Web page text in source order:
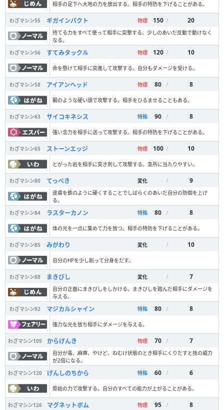
相手の足下へ大地の力を放出する。相手の特防を下げることがある。
わざマシン55 ギガインパクト 物理 150 / 20
持てる力をすべて使って相手に突撃する。少しのあいだ反動で動けなく
なる。
わざマシン56 すてみタックル 物理 120 / 10
命を懸けて相手に突進して攻撃する。自分もダメージを受ける。
わざマシン58 アイアンヘッド 物理 80 / 8
鋼のような硬い頭で攻撃する。相手をひるませることもある。
わざマシン63 サイコキネシス 特殊 90 / 8
強い念力を相手に送って攻撃する。相手の特防を下げることがある。
わざマシン65 ストーンエッジ 物理 100 / 10
とがった岩を相手に突き刺して攻撃する。急所に当たりやすい。
わざマシン80 てっぺき 変化 / 9
皮膚を鉄のように硬くすることでしばらくのあいだ自分の防御を上げ
る。
わざマシン84 ラスターカノン 特殊 80 / 8
体の光を一点に集めて力を放つ。相手の特防を下げることがある。
わざマシン85 みがわり 変化 / 10
自分のHPを少し削って分身をだす。
わざマシン88 まきびし 変化 / 7
自分の正面にまきびしをしかける。まきびしを踏んだ相手にダメージを
与える。
わざマシン92 マジカルシャイン 特殊 80 / 8
強力な光を放ち相手にダメージを与える。
わざマシン109 からげんき 物理 70 / 7
自分が毒、麻痺、やけど、ねむけ状態のとき相手にくりだすと技の威力
が2倍になる。
わざマシン120 げんしのちから 特殊 60 / 6
原始の力で攻撃する。自分のすべての能力が上がることがある。
わざマシン126 マグネットボム 物理 95 / 8